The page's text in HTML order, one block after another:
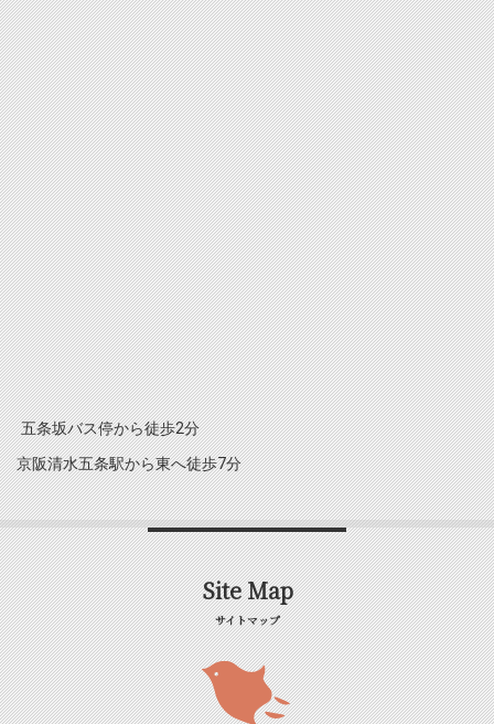
五条坂バス停から徒歩2分
京阪清水五条駅から東へ徒歩7分
Site Map
サイトマップ